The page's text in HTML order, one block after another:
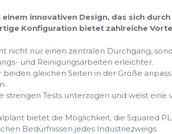
innovativen Design, das sich
Konfiguration bietet zahlreiche
nicht nur einen zentralen Durchgang,
und Reinigungsarbeiten erleichter.
beiden gleichen Seiten in der Größe
strengen Tests unterzogen und weist eine
bietet die Möglichkeit, die Squared
Bedürfnissen jedes Industriezweigs.